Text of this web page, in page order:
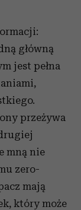
główną
jest pełna
przeżywa
mną nie
zero-
mają
który może